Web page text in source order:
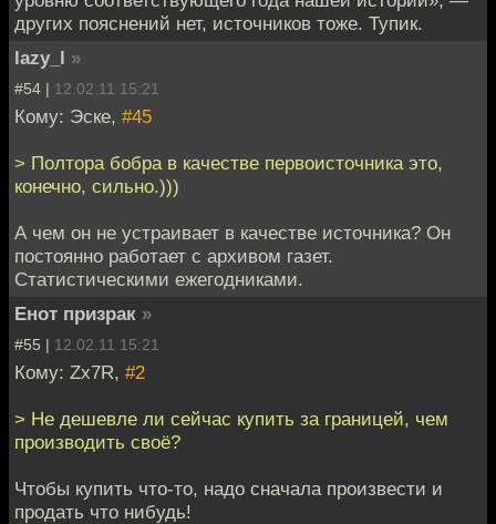
других пояснений нет, источников тоже. Тупик.
lazy_l »
#54 | 12.02.11 15:21
Кому: Эске, #45
> Полтора бобра в качестве первоисточника это,
конечно, сильно.)))
А чем он не устраивает в качестве источника? Он
постоянно работает с архивом газет.
Статистическими ежегодниками.
Енот призрак »
#55 | 12.02.11 15:21
Кому: Zx7R, #2
> Не дешевле ли сейчас купить за границей, чем
производить своё?
Чтобы купить что-то, надо сначала произвести и
продать что нибудь!